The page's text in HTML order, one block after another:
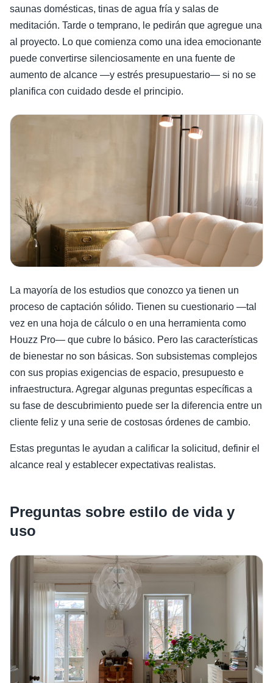
saunas domésticas, tinas de agua fría y salas de
meditación. Tarde o temprano, le pedirán que agregue una
al proyecto. Lo que comienza como una idea emocionante
puede convertirse silenciosamente en una fuente de
aumento de alcance —y estrés presupuestario— si no se
planifica con cuidado desde el principio.
La mayoría de los estudios que conozco ya tienen un
proceso de captación sólido. Tienen su cuestionario —tal
vez en una hoja de cálculo o en una herramienta como
Houzz Pro— que cubre lo básico. Pero las características
de bienestar no son básicas. Son subsistemas complejos
con sus propias exigencias de espacio, presupuesto e
infraestructura. Agregar algunas preguntas específicas a
su fase de descubrimiento puede ser la diferencia entre un
cliente feliz y una serie de costosas órdenes de cambio.
Estas preguntas le ayudan a calificar la solicitud, definir el
alcance real y establecer expectativas realistas.
Preguntas sobre estilo de vida y
uso